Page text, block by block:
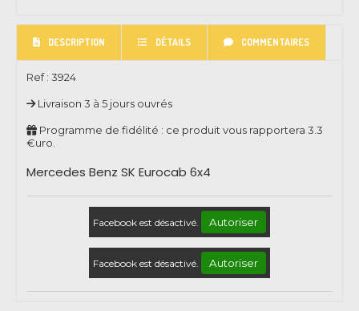
DESCRIPTION DÉTAILS COMMENTAIRES
Ref : 3924
Livraison 3 à 5 jours ouvrés
Programme de fidélité : ce produit vous rapportera 3.3
€uro.
Mercedes Benz SK Eurocab 6x4
Facebook est désactivé. Autoriser
Facebook est désactivé. Autoriser